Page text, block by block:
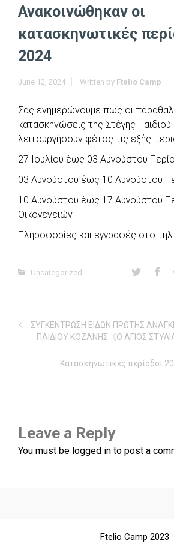
Ανακοινώθηκαν οι
κατασκηνωτικές
2024
June 12, 2024 Written by Ftelio Camp
Σας ενημερώνουμε πως οι
κατασκηνώσεις της Στέγης
λειτουργήσουν φέτος τις εξής
27 Ιουλίου έως 03 Αυγούστου
03 Αυγούστου έως 10 Αυγούστου
10 Αυγούστου έως 17 Αυγούστου
Οικογενειών
Πληροφορίες και εγγραφές στο
Uncategorized
ΣΥΓΚΕΝΤΡΩΣΗ ΕΙΔΩΝ ΠΡΩΤΗΣ
ΠΑΙΔΙΟΥ ΚΟΖΑΝΗΣ《Ο ΑΓΙΟΣ
Κατασκηνωτικές περίοδοι
Leave a Reply
You must be logged in to post a
Ftelio Camp 2023